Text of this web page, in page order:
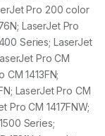
Pro 200 color
LaserJet Pro
Series; LaserJet
Pro CM
CM 1413FN;
LaserJet Pro CM
Pro CM 1417FNW;
Series;